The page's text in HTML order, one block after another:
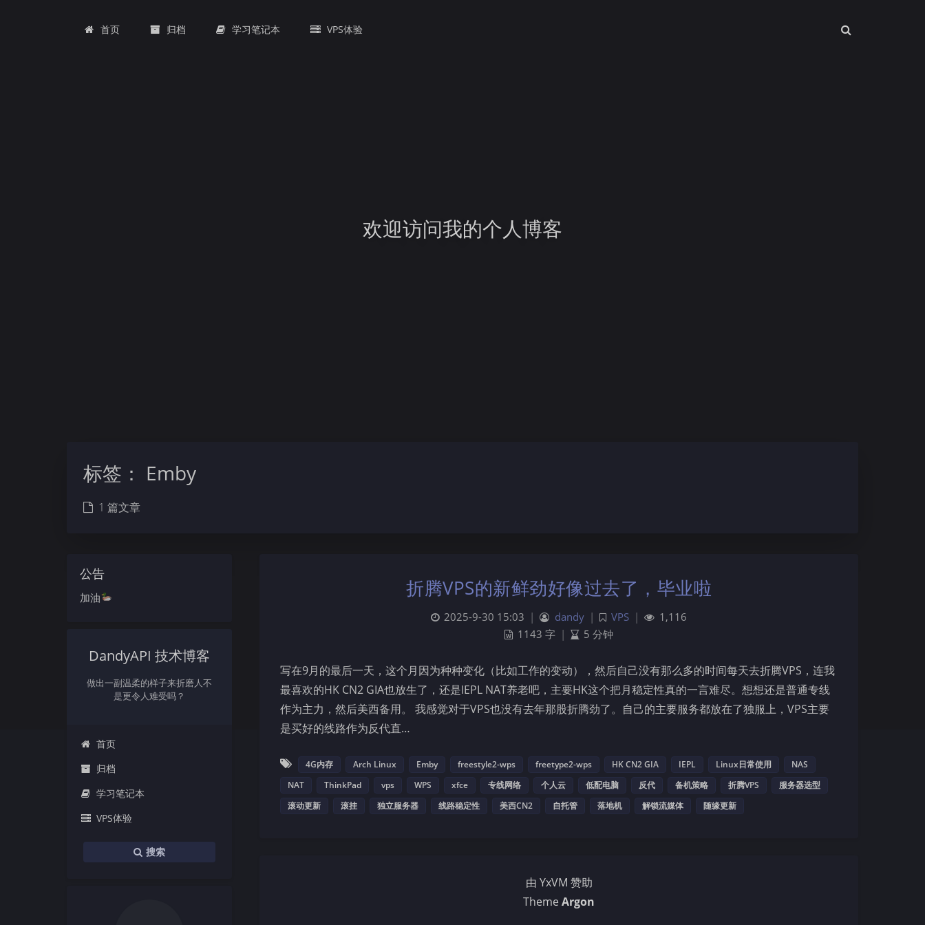
首页 归档 学习笔记本 VPS体验
欢迎访问我的个人博客
夜间模式
标签： Emby
1 篇文章
公告
加油
DandyAPI 技术博客
做出一副温柔的样子来折磨人不
是更令人难受吗？
首页
归档
学习笔记本
VPS体验
搜索
折腾VPS的新鲜劲好像过去了，毕业啦
2025-9-30 15:03 | dandy | VPS |
1,116
1143 字 | 5 分钟
写在9月的最后一天，这个月因为种种变化（比如工作的变动），然后自己没有那么多的时间每天去折腾VPS，连我
最喜欢的HK CN2 GIA也放生了，还是IEPL NAT养老吧，主要HK这个把月稳定性真的一言难尽。想想还是普通专线
作为主力，然后美西备用。 我感觉对于VPS也没有去年那股折腾劲了。自己的主要服务都放在了独服上，VPS主要
是买好的线路作为反代直…
4G内存 Arch Linux Emby freestyle2-wps freetype2-wps HK CN2 GIA IEPL Linux日常使用
NAS
NAT
ThinkPad vps WPS xfce 专线网络 个人云 低配电脑 反代 备机策略 折腾VPS
服务器选型
滚动更新
滚挂 独立服务器 线路稳定性 美西CN2 自托管 落地机 解锁流媒体 随缘更新
由 YxVM 赞助
ThemeArgon